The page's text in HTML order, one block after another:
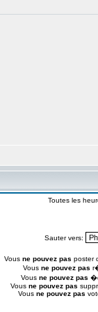
Toutes les
Sauter vers:
Vous ne pouvez pas poster
Vous ne pouvez pas
Vous ne pouvez pas
Vous ne pouvez pas
Vous ne pouvez pas